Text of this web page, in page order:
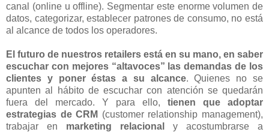
canal (online u offline). Segmentar este enorme volumen de
datos, categorizar, establecer patrones de consumo, no está
al alcance de todos los operadores.
El futuro de nuestros retailers está en su mano, en saber
escuchar con mejores “altavoces” las demandas de los
clientes y poner éstas a su alcance. Quienes no se
apunten al hábito de escuchar con atención se quedarán
fuera del mercado. Y para ello, tienen que adoptar
estrategias de CRM (customer relationship management),
trabajar en marketing relacional
y acostumbrarse a